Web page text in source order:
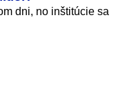
dni, no inštitúcie sa